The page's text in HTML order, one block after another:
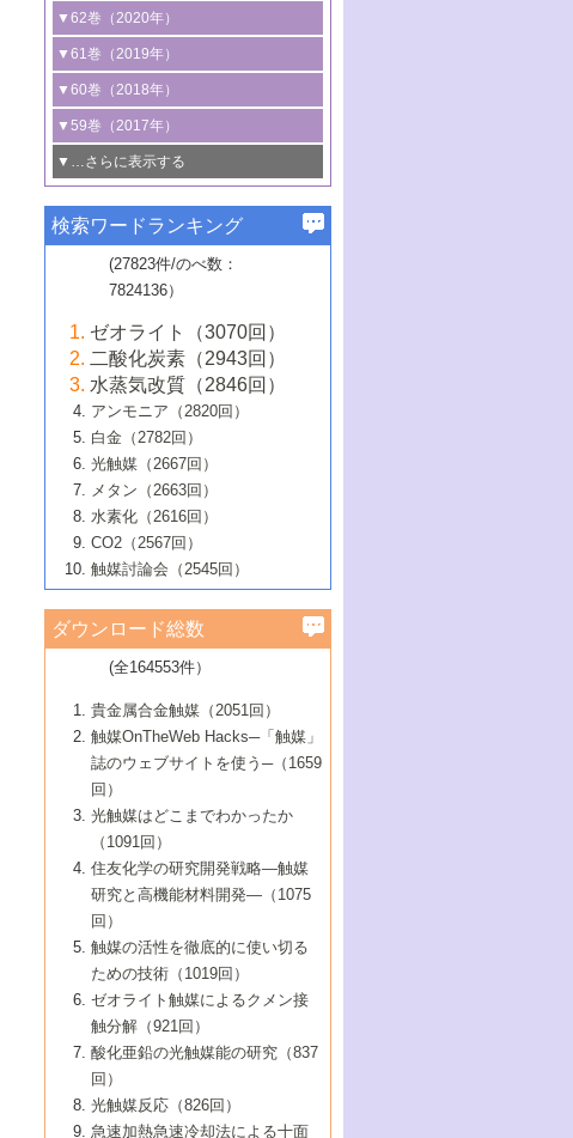
る最新技術
4号 アルコール類の効率的変換を実現す
る非貴金属触媒の研究動向
5号 ゼオライトの合成と応用における研
究動向
6号 ヘテロ接合界面
B号 第135回触媒討論会（2025年）
ロセスの最前線
4号 シンクロトロン放射光および中性子
線を利用した触媒解析技術の最先端
5号 単原子触媒
6号 参照触媒委員会からのお知らせ
B号 第133回触媒討論会（2023年）
ための触媒技術
3号 非酸化物系金属化合物を基盤とした
触媒材料の開発
4号 格子酸素・格子酸素欠陥を利用した
触媒反応
5号 生体触媒によるエネルギー変換反応
6号 窒素とリンの循環のための触媒・機
能性材料
ズ合成の最新動向
2号 化学品合成のための合金触媒開発
3号 CO の排出削減および有効活用のた
めの触媒技術
4号 若手による情報発信企画～とびたて
若き触媒の研究者たち～（1）
若き触媒の研究者たち～（2）
6号 石油のノーブル・ユースを志向した
触媒技術
大学：オンライン・対面開催）
1号 金触媒の新展開
2号 ペロブスカイト
3号 特殊反応場を利用した触媒的分子変
換反応
4号 多孔質材料を用いた触媒の新展開
5号 情報学的手法を用いた触媒開発
6号 カーボンニュートラルに向けた電解
技術
B号 第127回触媒討論会（2021年・オン
ライン開催(Zoom)のみ）
▼62巻（2020年）
1号 触媒設計を拓く欠陥構造のキャラク
タリゼーション
2号 機能化学品製造に資するクリーンな
触媒的酸化反応
3号 水処理のための触媒化学
4号 光触媒を用いた水分解の最新の研究
動向
5号 次世代の触媒プロセスを支えるマイ
6号 メタン転換技術の最新動向
B号 第125回触媒討論会（2020年・工学
院大学）
▼61巻（2019年）
1号 物質移動制御に着目した触媒プロセ
ス開発
2号 CO2 フリー水素サプライチェーンに
関わる触媒開発動向
3号 精密高分子合成に関する最近の研究
動向
4号 バイオマス化成品製造のための触媒
5号 固体触媒による含窒素有機化合物変
換の最前線
6号 貴金属使用量低減に向けた自動車排
ガス浄化触媒の開発
B号 第123回触媒討論会（2019年・大阪
▼60巻（2018年）
1号 固体酸触媒の最新の研究動向
2号 二酸化炭素からの有用化学品合成
3号 ナノ粒子・クラスター触媒の最前線
4号 60周年記念企画
5号 進化するゼオライト合成技術
6号 非貴金属系触媒における電気化学的
B号 第121回触媒討論会（2018年・東京
大学）
▼59巻（2017年）
1号 いたるところに，触媒
最先端技術
3号 無機分離膜材料の開発と触媒反応プ
ロセスへの適用
5号 水素のふるまいを解き明かす最先端
研究
6号 低級アルカンの有効利用のための触
媒技術
B号 第119回触媒討論会（2017年・首都
大学東京）
▼…さらに表示する
1号 ユニークな構造の高分子を生み出す触
2号 リグニンからの化成品製造に向けた触
媒技術
3号 触媒研究の最先端～とびたて若き研究
者たち～（1）
4号 触媒研究の最先端～とびたて若き研究
者たち～（2）
5号 触媒研究の最先端～とびたて若き研究
者たち～（3）
6号 イオニクス材料と燃料電池・電解合成
の最新の研究動向
B号 第117回触媒討論会（2016年・大阪府
立大学）
▼57巻（2015年）
1号 水素キャリアにかかわる触媒技術の新
2号 石油精製用触媒の最近の進展
3号 固体酸化物形燃料電池（SOFC）におけ
るアノード触媒上での燃料直接改質技術
4号 コアシェル構造の制御による触媒機能
5号 工業触媒およびその周辺技術の最近の
進歩
6号 ナノシート
B号 第115回触媒討論会（2015年・成蹊大
▼56巻（2014年）
2号 光触媒反応機構に関する最新の研究動
向
開発動向
4号 人工光合成に向けた近年のアプローチ
5号 未利用熱エネルギーの有効活用に貢献
する触媒技術
6号 ポリオキソメタレート
B号 第113回触媒討論会（2014年・ロワジ
ールホテル豊橋）
1号 高耐久性燃料電池システム用触媒にお
ける新展開
2号 リビングラジカル重合の最近の動向
3号 天然ガスの化学工業的展開に関する触
媒技術
4号 貴金属触媒の精密構造制御とその活用
5号 バイオマス化成品製造のための固体触
6号 ナノ空間─吸着状態解析から新機能開拓
B号 第111回触媒討論会（2013年・関西大
▼54巻（2012年）
1号 規則性多孔体の利用技術における最近
の進歩
2号 第109回触媒討論会
3号 貴金属低減技術の最新動向
4号 貴金属代替技術の最新動向
5号 光触媒による物質変換反応の新展開
6号 グラフェン
7号 水素を利用する化成品合成の新潮流
▼53巻（2011年）
1号 金属学から見る合金触媒の新展開
2号 第107回触媒討論会
3号 触媒のその場観察法の進歩（１）
4号 触媒のその場観察法の進歩（２）
5号 不活性結合の触媒的活性化による有機
合成
6号 新しい固体酸触媒技術
7号 ゼオライト合成における最近の進歩
▼52巻（2010年）
1号 触媒の劣化対策と長寿命触媒開発
2号 第105回触媒討論会
3号 ナノ構造が拓く新機能
4号 活性サイトおよびその環境の精密な設
計による触媒の高機能化
5号 触媒を有効に使うための技術
7号 有機分子触媒による精密有機合成
8号 高機能化ポリオレフィンに向けた重合
触媒の最近の進展
1号 炭素材料－熱い注目を集める材料－
2号 第103回触媒討論会
3号 環境浄化用光触媒の現状と課題
4号 水素社会の実現に向けた水素製造・貯
蔵技術の進歩
5号 CO2が関わる触媒・材料
7号 持続可能社会実現のための触媒および
触媒関連技術
▼50巻（2008年）
1号 触媒化学と学会のこの10年，半世紀，
そして未来
2号 第101回触媒討論会
4号 錯体を利用したユニークな表面構造の
構築と機能
5号 若手会員による触媒研究の未来展望1：
企業編
6号 第102回触媒討論会
7号 触媒・化学反応における計算化学の進
8号 若手研究者による触媒研究の未来展望
2：大学・研究所編
▼49巻（2007年）
1号 含フッ素化合物の合成と触媒
2号 第99回触媒討論会
3号 実用的ファインケミカル合成プロセス
を実現する触媒
5号 こんな物質，あんな物質―新たな触媒
の可能性―
7号 『結晶の化学』を活かした触媒研究
8号 イオン液体の応用
▼48巻（2006年）
1号 固体酸触媒の最近の進歩
2号 第97回触媒討論会
3号 リビング重合触媒の最近の展開
5号 水素製造・貯蔵のための触媒技術の新
しい展開
6号 第98回触媒討論会
7号 基礎化学品製造の触媒技術
8号 多機能型リアクター
1号 最近の触媒担体とその効果
2号 第95回触媒討論会
4号 水分解用光触媒材料
5号 時間分解分光の進歩と応用
6号 第96回触媒討論会
8号 超臨界流体を用いた化学プロセスの新
▼46巻（2004年）
1号 部分酸化反応触媒の最前線
2号 第93回触媒討論会
3号 特殊エネルギー場の触媒反応
4号 生体内における金属の触媒作用
5号 ファインケミカルズの展開に寄与する
6号 第94回触媒討論会
7号 サブナノレベルでみた新しい表面現象
8号 オレフィン重合触媒の新たな展
▼45巻（2003年）
1号 なぜこの触媒が良いのか？
2号 第91回触媒討論会
3号 最近の自動車排ガス処理技術
4号 触媒研究の現状と将来─第90回触媒討論
5号 基礎化学品製造の触媒技術
6号 第92回触媒討論会
7号 基礎化学品製造の触媒技術
8号 資源の循環と触媒技術
▼44巻（2002年）
1号 高次制御された触媒の化学
2号 第89回触媒討論会
3号 触媒を利用した電気化学の新展開
4号 ナノ材料の調製と機能化
5号 こんな触媒が欲しい
6号 第90回触媒討論会
7号 触媒研究と学術雑誌/情報
8号 若い世代からみた触媒化学の現状と未
▼43巻（2001年）
1号 グリーンケミストリーと触媒
2号 第87回触媒討論会特集号
3号 生体触媒とバイオプロセス
4号 水素製造・利用の触媒化学
5号 触媒研究における新しい切り口：コン
ビナトリアルケミストリー
6号 第88回触媒討論会特集号
7号 企業における触媒研究のブレークスル
8号 この材料を触媒として使ってみません
▼42巻（2000年）
1号 触媒反応工学の明日を拓く
2号 第85回触媒討論会
3号 反応ダイナミクス
5号 触媒のおもしろさをどのように伝える
6号 第86回触媒討論会
7号 水素化精製触媒の新しい展開
8号 新しい反応性と機能性を目指した金属
クラスタ-化学
▼41巻（1999年）
1号 孔、穴、あな?-特異な空間とその利用-
2号 第83回触媒討論会
3号 均一系触媒反応最前線
4号 実用炭素材料の新展開
5号 研究の方法論を考える
7号 機能性金属材料と触媒
8号 触媒研究へのNMRの応用と展望
▼40巻（1998年）
進展と21世紀への提言/創立40周年記念・触
媒学会この10年の歩みとこれから/創立40周
2号 第81回触媒討論会
3号 計算機触媒化学へのさそい
4号 触媒劣化の制御と予測
5号 最新の実用プロセスと触媒
6号 第82回触媒討論会
1号 均一系と不均一系触媒反応-その特徴と
接点
2号 第79回触媒討論会
3号 最新NO除去触媒の実用化研究
4号 新しい反応場を目指した触媒調製
5号 反応・分離技術の新しい展開
6号 第80回触媒討論会
▼38巻（1996年）
1号 触媒の構造と触媒作用/C1化学を中心と
する21世紀への触媒
3号 オリンピックメダル:金・銀・銅はどん
な触媒作用を示すか
4号 触媒作用における機能の複合化
▼37巻（1995年）
1号 ファインケミカルズと固体触媒
2号 第75回触媒討論会
3号 希土類を利用した触媒
4号 触媒とリサイクル
5号 エネルギー変換触媒
▼36巻（1994年）
1号 電気化学と触媒
2号 第73回触媒討論会
3号 C4化学の展開
4号 《通常号》
▼35巻（1993年）
1号 工業触媒開発マニュアル―探索から工
業化まで
2号 第71回触媒討論会
▼34巻（1992年）
1号 インパクトを与えたこの研究
2号 第69回触媒討論会
▼33巻（1991年）
1号 触媒プロセス開発マニュアル―探索か
▼32巻（1990年）
検索ワードランキング
(27823件/のべ数：
7824136）
ゼオライト（3070回）
二酸化炭素（2943回）
水蒸気改質（2846回）
アンモニア（2820回）
白金（2782回）
光触媒（2667回）
メタン（2663回）
水素化（2616回）
CO2（2567回）
触媒討論会（2545回）
ダウンロード総数
(全164553件）
貴金属合金触媒（2051回）
触媒OnTheWeb Hacks─「触媒」
誌のウェブサイトを使う─（1659
回）
光触媒はどこまでわかったか
（1091回）
住友化学の研究開発戦略―触媒
研究と高機能材料開発―（1075
回）
触媒の活性を徹底的に使い切る
ための技術（1019回）
ゼオライト触媒によるクメン接
触分解（921回）
酸化亜鉛の光触媒能の研究（837
回）
光触媒反応（826回）
急速加熱急速冷却法による十面